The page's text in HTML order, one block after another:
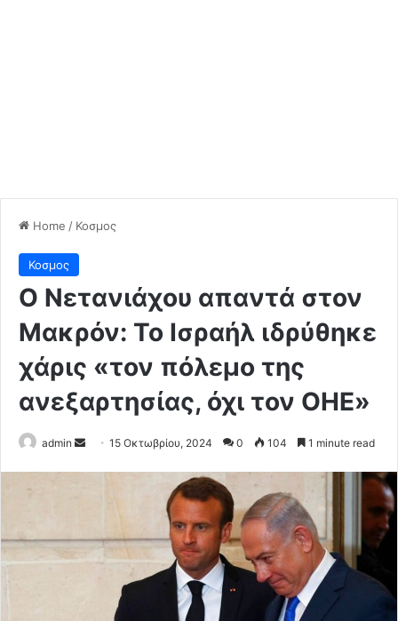
Home / Κοσμος
Κοσμος
Ο Νετανιάχου απαντά στον
Μακρόν: Το Ισραήλ ιδρύθηκε
χάρις «τον πόλεμο της
ανεξαρτησίας, όχι τον ΟΗΕ»
admin
Send15 Οκτωβρίου, 2024 0 104 1 minute read